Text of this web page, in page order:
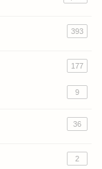
393
177
9
36
2